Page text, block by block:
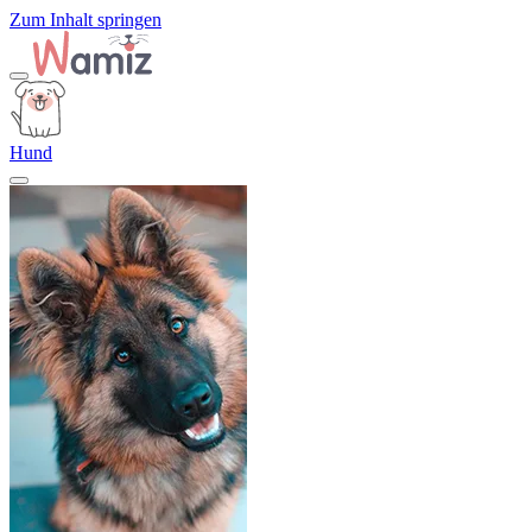
Zum Inhalt springen
Hund